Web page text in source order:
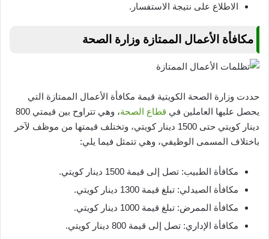
الاطلاع على نتيجة الاستفسار.
مكافأة الأعمال الممتازة وزارة الصحة
حددت وزارة الصحة الكويتية قيمة مكافأة الأعمال الممتازة التي
يحصل عليها العاملين في قطاع الصحة
، وهي تتراوح بين قيمتي 800
دينار كويتي حتى 1500 دينار كويتي، وتختلف قيمتها من موظف لآخر
باختلاف المسمى الوظيفي، وهي تتمثل فيما يلي:
مكافأة الطبيب: تصل إلى قيمة 1500 دينار كويتي.
مكافأة الصيدلي: تبلغ قيمة 1300 دينار كويتي.
مكافأة الممرض: تبلغ قيمة 1000 دينار كويتي.
مكافأة الإداري: تصل إلى قيمة 800 دينار كويتي.